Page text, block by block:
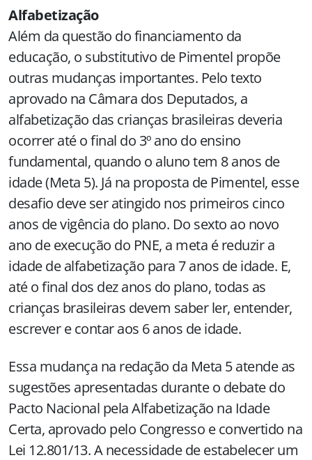
Alfabetização
Além da questão do financiamento da
educação, o substitutivo de Pimentel propõe
outras mudanças importantes. Pelo texto
aprovado na Câmara dos Deputados, a
alfabetização das crianças brasileiras deveria
ocorrer até o final do 3º ano do ensino
fundamental, quando o aluno tem 8 anos de
idade (Meta 5). Já na proposta de Pimentel, esse
desafio deve ser atingido nos primeiros cinco
anos de vigência do plano. Do sexto ao novo
ano de execução do PNE, a meta é reduzir a
idade de alfabetização para 7 anos de idade. E,
até o final dos dez anos do plano, todas as
crianças brasileiras devem saber ler, entender,
escrever e contar aos 6 anos de idade.
Essa mudança na redação da Meta 5 atende as
sugestões apresentadas durante o debate do
Pacto Nacional pela Alfabetização na Idade
Certa, aprovado pelo Congresso e convertido na
Lei 12.801/13. A necessidade de estabelecer um